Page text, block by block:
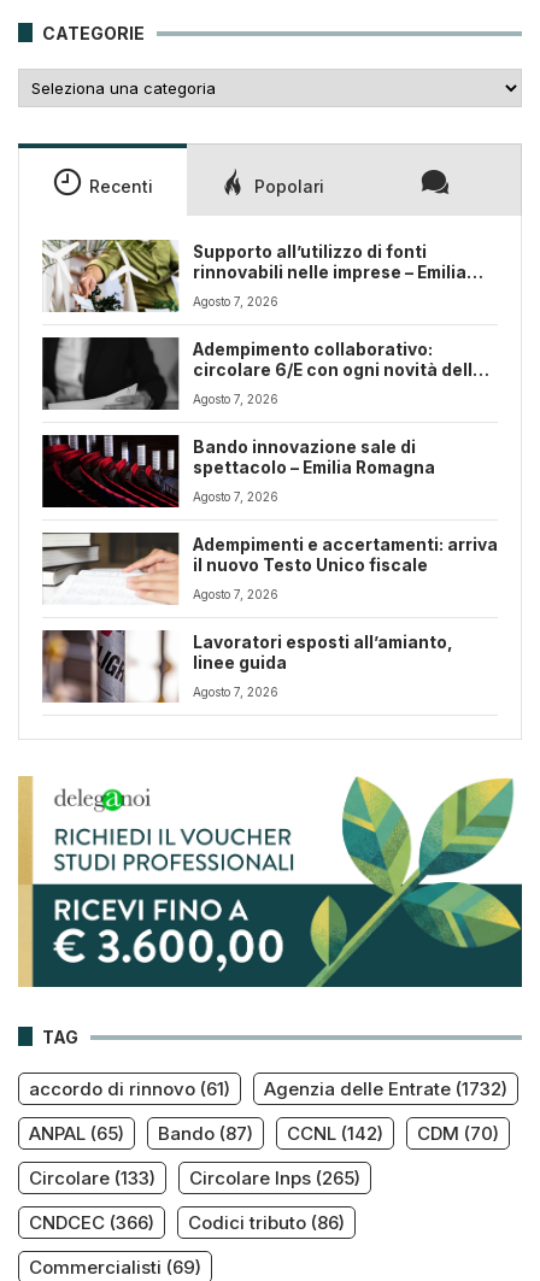
CATEGORIE
Recenti Popolari
Supporto all’utilizzo di fonti
rinnovabili nelle imprese – Emilia
Romagna
Agosto 7, 2026
Adempimento collaborativo:
circolare 6/E con ogni novità della
riforma fiscale
Agosto 7, 2026
Bando innovazione sale di
spettacolo – Emilia Romagna
Agosto 7, 2026
Adempimenti e accertamenti: arriva
il nuovo Testo Unico fiscale
Agosto 7, 2026
Lavoratori esposti all’amianto,
linee guida
Agosto 7, 2026
TAG
accordo di rinnovo (61) Agenzia delle Entrate (1732)
ANPAL (65) Bando (87) CCNL (142) CDM (70)
Circolare (133) Circolare Inps (265)
CNDCEC (366) Codici tributo (86)
Commercialisti (69)